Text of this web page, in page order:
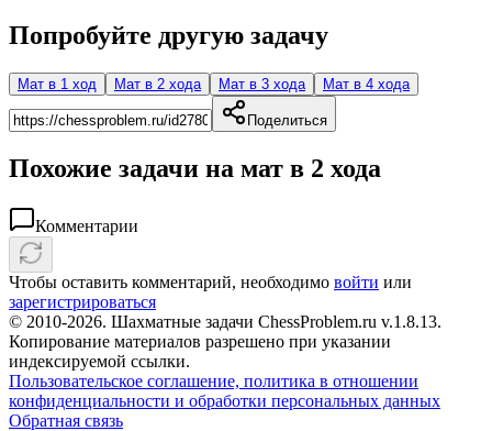
Попробуйте другую задачу
Мат в 1 ход Мат в 2 хода Мат в 3 хода Мат в 4 хода
Поделиться
Похожие задачи на мат в 2 хода
Комментарии
Чтобы оставить комментарий, необходимо войти или
зарегистрироваться
© 2010-2026. Шахматные задачи ChessProblem.ru v.1.8.13.
Копирование материалов разрешено при указании
индексируемой ссылки.
Пользовательское соглашение, политика в отношении
конфиденциальности и обработки персональных данных
Обратная связь